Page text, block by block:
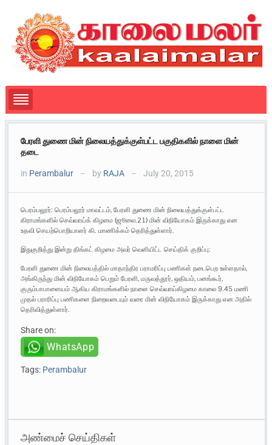
பேரளி துணை மின் நிலையத்துக்குள்பட்ட பகுதிகளில் நாளை மின்
தடை
in Perambalur — by RAJA — July 20, 2015
பெரம்பலூர்: பெரம்பலூர் மாவட்டம், பேரளி துணை மின் நிலையத்துக்குள்பட்ட
கிராமங்களில் செவ்வாய்க் கிழமை (ஜூலை.21) மின் விநியோகம் இருக்காது என
உதவி செயற்பொறியாளர் கி. மாணிக்கம் தெரித்துள்ளார்.
இதுகுறித்து இன்று திங்கட் கிழமை அவர் வெளியிட்ட செய்திக் குறிப்பு:
பேரளி துணை மின் நிலையத்தில் மாதாந்திர பராமரிப்பு பணிகள் நடைபெற உள்ளதால்,
அங்கிருந்து மின் விநியோகம் பெறும் பேரளி, மருவத்தூர், ஒதியம், பனங்கூர்,
குரும்பாபாளையம் ஆகிய கிராமங்களில் நாளை செவ்வாய்கிழமை காலை 9.45 மணி
முதல் பராரிப்பு பணிகளை நிறைவடையும் வரை மின் விநியோகம் இருக்காது என அதில்
தெரிவித்துள்ளார்.
Share on:
WhatsApp
Tags: Perambalur
அண்மைச் செய்திகள்